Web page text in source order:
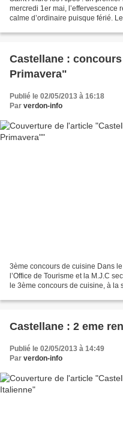
mercredi 1er mai,
calme d’ordinaire puisque férié.
Castellane :
Primavera"
Publié le 02/05/2013 à 16:18
Par verdon-info
3ème concours de cuisine Dans
l’Office de Tourisme et la M.J.C
le 3ème concours de cuisine, à la
Castellane : 2 eme
Publié le 02/05/2013 à 14:49
Par verdon-info